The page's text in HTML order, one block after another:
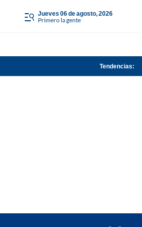
jueves 06 de agosto, 2026
Primero la gente
Tendencias: